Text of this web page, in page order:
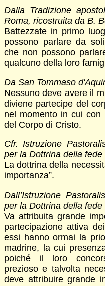
Dalla Tradizione
Roma, ricostruita da B.
Battezzate in primo
possono parlare da
che non possono
qualcuno della loro
Da San Tommaso
Nessuno deve avere il
diviene partecipe del
nel momento in cui con
del Corpo di Cristo.
Cfr. Istruzione
per la Dottrina della fede
La dottrina della
importanza”.
Dall’Istruzione
per la Dottrina della fede
Va attribuita grande
partecipazione attiva
essi hanno ormai la
madrine, la cui
poiché il loro
prezioso e talvolta
deve attribuire grande